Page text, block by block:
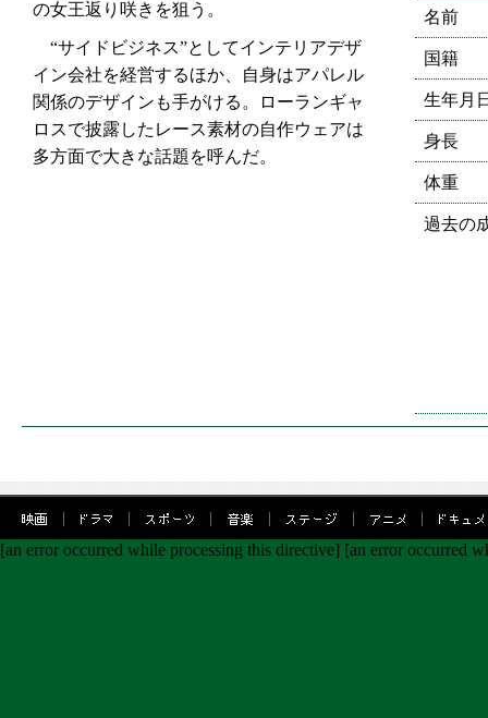
の女王返り咲きを狙う。
“サイドビジネス”としてインテリアデザ
イン会社を経営するほか、自身はアパレル
関係のデザインも手がける。ローランギャ
ロスで披露したレース素材の自作ウェアは
多方面で大きな話題を呼んだ。
名前
国籍
生年月
身長
体重
過去の
[an error occurred while processing this directive] [an error occurred